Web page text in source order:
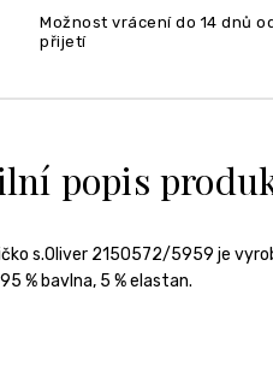
Možnost vrácení do 14 dnů
přijetí
popis
s.Oliver 2150572/5959 je
% bavlna, 5 % elastan.